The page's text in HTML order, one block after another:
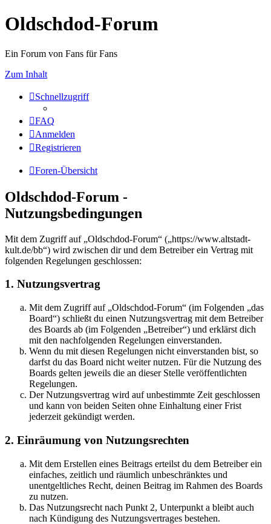
Oldschdod-Forum
Ein Forum von Fans für Fans
Zum Inhalt
Schnellzugriff
FAQ
Anmelden
Registrieren
Foren-Übersicht
Oldschdod-Forum -
Nutzungsbedingungen
Mit dem Zugriff auf „Oldschdod-Forum“ („https://www.altstadt-
kult.de/bb“) wird zwischen dir und dem Betreiber ein Vertrag mit
folgenden Regelungen geschlossen:
1. Nutzungsvertrag
Mit dem Zugriff auf „Oldschdod-Forum“ (im Folgenden „das
Board“) schließt du einen Nutzungsvertrag mit dem Betreiber
des Boards ab (im Folgenden „Betreiber“) und erklärst dich
mit den nachfolgenden Regelungen einverstanden.
Wenn du mit diesen Regelungen nicht einverstanden bist, so
darfst du das Board nicht weiter nutzen. Für die Nutzung des
Boards gelten jeweils die an dieser Stelle veröffentlichten
Regelungen.
Der Nutzungsvertrag wird auf unbestimmte Zeit geschlossen
und kann von beiden Seiten ohne Einhaltung einer Frist
jederzeit gekündigt werden.
2. Einräumung von Nutzungsrechten
Mit dem Erstellen eines Beitrags erteilst du dem Betreiber ein
einfaches, zeitlich und räumlich unbeschränktes und
unentgeltliches Recht, deinen Beitrag im Rahmen des Boards
zu nutzen.
Das Nutzungsrecht nach Punkt 2, Unterpunkt a bleibt auch
nach Kündigung des Nutzungsvertrages bestehen.